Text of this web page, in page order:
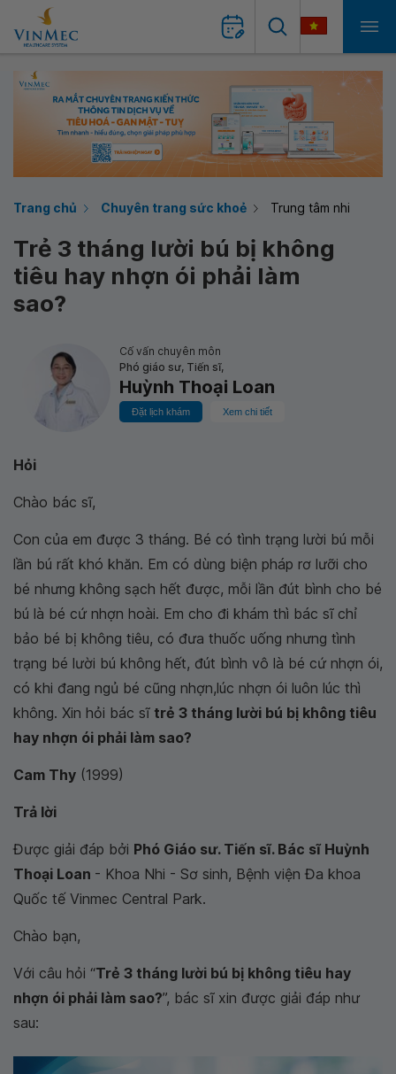
Trang chủ Chuyên trang sức khoẻ Trung tâm nhi
Trẻ 3 tháng lười bú bị không
tiêu hay nhợn ói phải làm
sao?
Cố vấn chuyên môn
Phó giáo sư, Tiến sĩ,
Huỳnh Thoại Loan
Đặt lịch khám Xem chi tiết
Hỏi
Chào bác sĩ,
Con của em được 3 tháng. Bé có tình trạng lười bú mỗi
lần bú rất khó khăn. Em có dùng biện pháp rơ lưỡi cho
bé nhưng không sạch hết được, mỗi lần đút bình cho bé
bú là bé cứ nhợn hoài. Em cho đi khám thì bác sĩ chỉ
bảo bé bị không tiêu, có đưa thuốc uống nhưng tình
trạng bé lười bú không hết, đút bình vô là bé cứ nhợn ói,
có khi đang ngủ bé cũng nhợn,lúc nhợn ói luôn lúc thì
không. Xin hỏi bác sĩ trẻ 3 tháng lười bú bị không tiêu
hay nhợn ói phải làm sao?
Cam Thy (1999)
Trả lời
Được giải đáp bởi Phó Giáo sư. Tiến sĩ. Bác sĩ Huỳnh
Thoại Loan - Khoa Nhi - Sơ sinh, Bệnh viện Đa khoa
Quốc tế Vinmec Central Park.
Chào bạn,
Với câu hỏi “Trẻ 3 tháng lười bú bị không tiêu hay
nhợn ói phải làm sao?”, bác sĩ xin được giải đáp như
sau: